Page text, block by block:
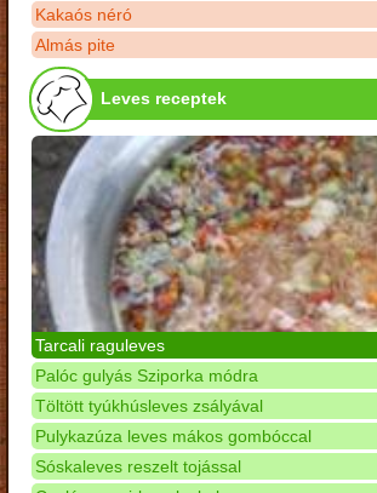
Kakaós néró
Almás pite
Leves receptek
Tarcali raguleves
Palóc gulyás Sziporka módra
Töltött tyúkhúsleves zsályával
Pulykazúza leves mákos gombóccal
Sóskaleves reszelt tojással